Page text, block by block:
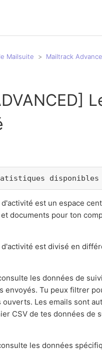
Mailsuite Mailtrack
disponibles
est un espace
documents pour ton
est divisé en
les données de
envoyés. Tu peux filtrer
Les emails sont
CSV de tes données de
les données